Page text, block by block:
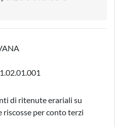
di ritenute erariali su
per conto terzi